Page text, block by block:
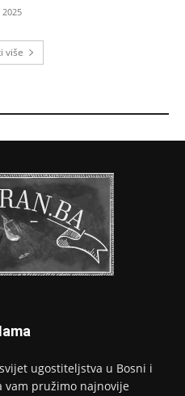
više
ugostiteljstva u Bosni i
vam pružimo najnovije